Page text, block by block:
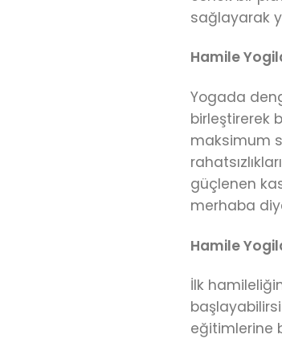
sağlayarak
Hamile
Yogada
birleştirerek
maksimum
güçlenen
merhaba
Hamile
İlk
eğitimlerine